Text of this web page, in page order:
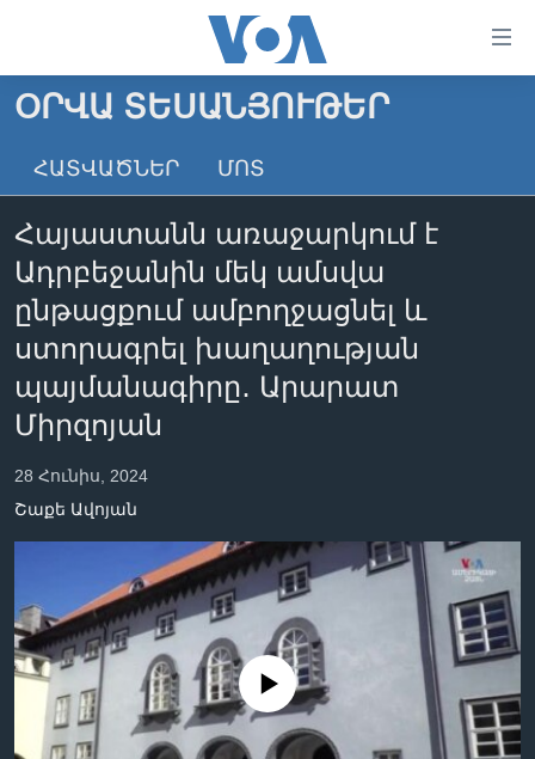
անցնել
հիմնական
անցնել
բովանդակությանը
հիմնական
բովանդակություն
ԳԼԽԱՎՈՐ ԷՋ
ԼՈՒՐԵՐ
ՏԵՍԱՆՅՈՒԹԵՐ
ՖԻԼՄԵՐ
ՖԻԼՄԵՐ
IN ENGLISH
ՄԵՐ ՄԱՍԻՆ
ՄԵՐ ՄԱՍԻՆ
«ԱՄԵՐԻԿԱՅԻ ՁԱՅՆ»-Ի ԿԱՆՈՆԱԴՐՈՒԹՅՈՒՆ
ԿԱՊ ՄԵԶ ՀԵՏ
ՈՒԿՐԱԻՆԱԿԱՆ ՊԱՏԵՐԱԶՄ
Learning English
ՀԵՏԵՒԵՔ ՄԵԶ
Լեզուներ
ՕՐՎԱ ՏԵՍԱՆՅՈՒԹԵՐ
ՀԱՏՎԱԾՆԵՐ ՄՈՏ
Հայաստանն առաջարկում է
Ադրբեջանին մեկ ամսվա
ընթացքում ամբողջացնել և
ստորագրել խաղաղության
պայմանագիրը․ Արարատ
Միրզոյան
28 Հունիս, 2024
Շաքե Ավոյան
No media source currently available